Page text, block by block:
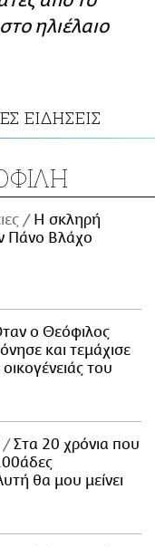
ηλιέλαιο
ΕΙΔΗΣΕΙΣ
H σκληρή
Πάνο Βλάχο
ο Θεόφιλος
και τεμάχισε
του
Στα 20 χρόνια που
θα μου μείνει